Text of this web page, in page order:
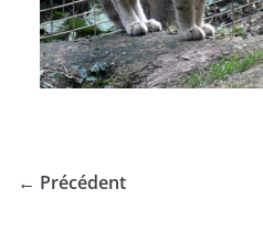
← Précédent